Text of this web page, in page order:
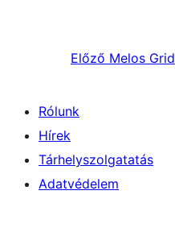
Előző Melos Grid
Rólunk
Hírek
Tárhelyszolgatatás
Adatvédelem